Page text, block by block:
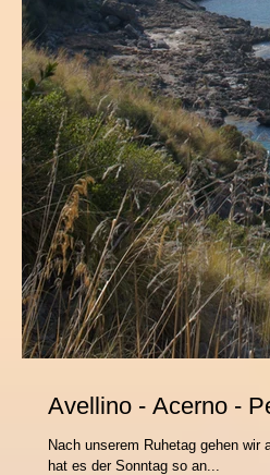
Avellino - Acerno -
Nach unserem Ruhetag gehen
hat es der Sonntag so an...